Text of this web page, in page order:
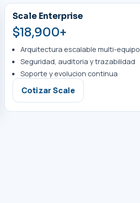
Scale Enterprise
$18,900+
Arquitectura escalable multi-equipo
Seguridad, auditoria y trazabilidad
Soporte y evolucion continua
Cotizar Scale